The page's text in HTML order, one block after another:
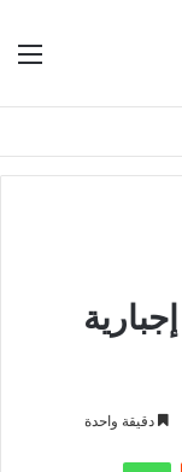
دقيقة واحدة
واتساب